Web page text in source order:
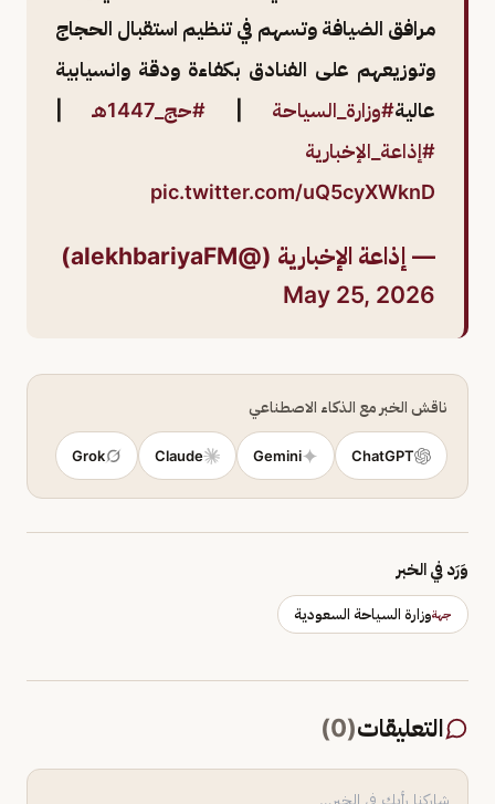
مرافق الضيافة وتسهم في تنظيم استقبال الحجاج
وتوزيعهم على الفنادق بكفاءة ودقة وانسيابية
عالية#وزارة_السياحة #حج_1447هـ
|
#إذاعة_الإخبارية
pic.twitter.com/uQ5cyXWknD
— إذاعة الإخبارية (@alekhbariyaFM)
May 25, 2026
ناقش الخبر مع الذكاء الاصطناعي
ChatGPT
Gemini
Claude
Grok
وَرَد في الخبر
جهةوزارة السياحة السعودية
التعليقات(
0
)